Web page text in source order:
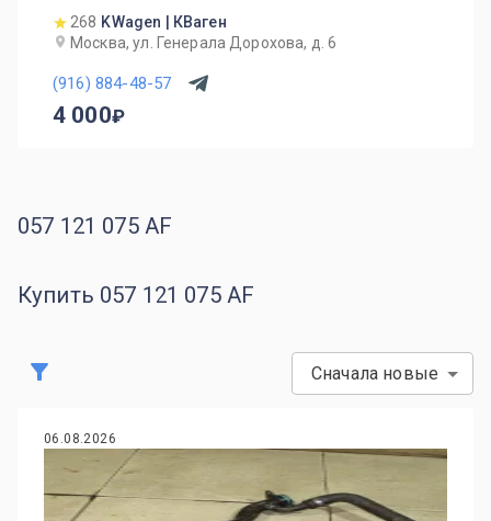
268 KWagen | КВаген
Москва, ул. Генерала Дорохова, д. 6
(916) 884-48-57
4 000
057 121 075 AF
Купить 057 121 075 AF
Сначала новые
06.08.2026